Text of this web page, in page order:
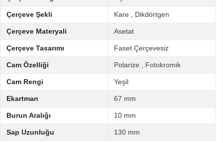
Çerçeve Şekli Kare Dikdörtgen
Çerçeve Materyali Asetat
Çerçeve Tasarımı Faset Çerçevesiz
Cam Özelliği Polarize Fotokromik
Cam Rengi Yeşil
Ekartman 67 mm
Burun Aralığı 10 mm
Sap Uzunluğu 130 mm